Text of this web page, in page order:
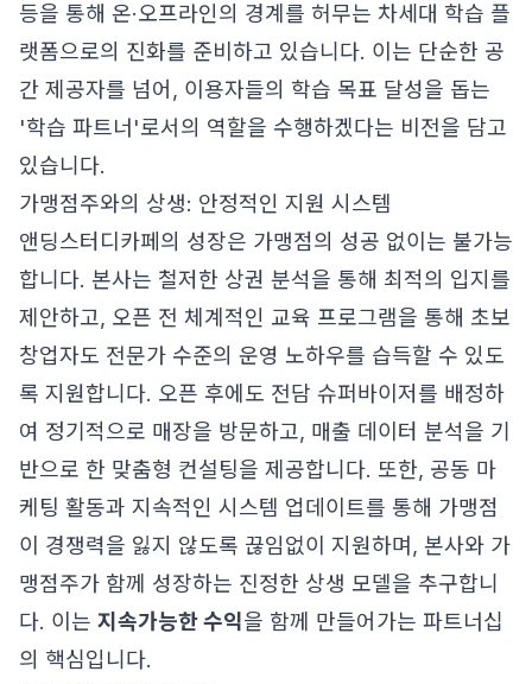
등을 통해 온·오프라인의 경계를 허무는 차세대 학습 플
랫폼으로의 진화를 준비하고 있습니다. 이는 단순한 공
간 제공자를 넘어, 이용자들의 학습 목표 달성을 돕는
'학습 파트너'로서의 역할을 수행하겠다는 비전을 담고
있습니다.
가맹점주와의 상생: 안정적인 지원 시스템
앤딩스터디카페의 성장은 가맹점의 성공 없이는 불가능
합니다. 본사는 철저한 상권 분석을 통해 최적의 입지를
제안하고, 오픈 전 체계적인 교육 프로그램을 통해 초보
창업자도 전문가 수준의 운영 노하우를 습득할 수 있도
록 지원합니다. 오픈 후에도 전담 슈퍼바이저를 배정하
여 정기적으로 매장을 방문하고, 매출 데이터 분석을 기
반으로 한 맞춤형 컨설팅을 제공합니다. 또한, 공동 마
케팅 활동과 지속적인 시스템 업데이트를 통해 가맹점
이 경쟁력을 잃지 않도록 끊임없이 지원하며, 본사와 가
맹점주가 함께 성장하는 진정한 상생 모델을 추구합니
다. 이는 지속가능한 수익을 함께 만들어가는 파트너십
의 핵심입니다.